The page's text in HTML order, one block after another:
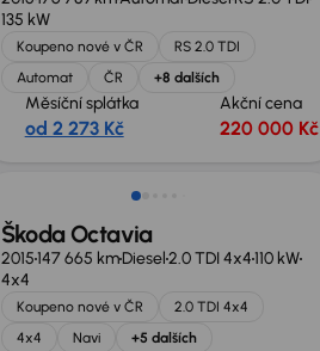
135 kW
Koupeno nové v ČR
RS 2.0 TDI
Automat
ČR +8 dalších
Měsíční splátka
od 2 273 Kč
Akční cena
220 000 Kč
Zlevněno o 10 000 Kč
Škoda Octavia
2015147 665 kmDiesel2.0 TDI 4x4110 kW
4x4
Koupeno nové v ČR
2.0 TDI 4x4
4x4
Navi +5 dalších